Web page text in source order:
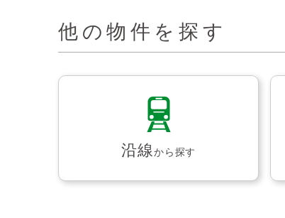
他の物件を探す
沿線から探す